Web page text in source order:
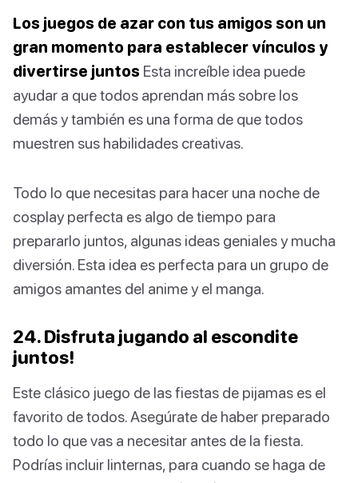
Los juegos de azar con tus amigos son un
gran momento para establecer vínculos y
divertirse juntos Esta increíble idea puede
ayudar a que todos aprendan más sobre los
demás y también es una forma de que todos
muestren sus habilidades creativas.
Todo lo que necesitas para hacer una noche de
cosplay perfecta es algo de tiempo para
prepararlo juntos, algunas ideas geniales y mucha
diversión. Esta idea es perfecta para un grupo de
amigos amantes del anime y el manga.
24. Disfruta jugando al escondite
juntos!
Este clásico juego de las fiestas de pijamas es el
favorito de todos. Asegúrate de haber preparado
todo lo que vas a necesitar antes de la fiesta.
Podrías incluir linternas, para cuando se haga de